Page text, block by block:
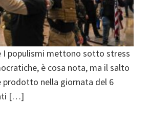
I populismi mettono sotto stress
è cosa nota, ma il salto
prodotto nella giornata del 6
[…]